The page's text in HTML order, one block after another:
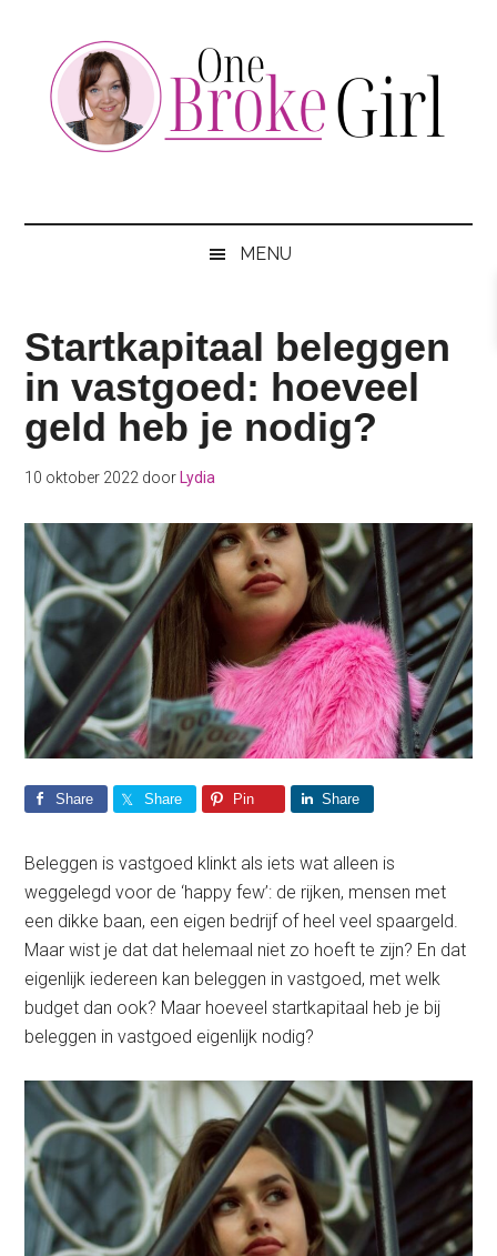
content
secondary
MENU
Startkapitaal beleggen
in vastgoed: hoeveel
geld heb je nodig?
10 oktober 2022 door Lydia
Share Share Pin Share
Beleggen is vastgoed klinkt als iets wat alleen is
weggelegd voor de ‘happy few’: de rijken, mensen met
een dikke baan, een eigen bedrijf of heel veel spaargeld.
Maar wist je dat dat helemaal niet zo hoeft te zijn? En dat
eigenlijk iedereen kan beleggen in vastgoed, met welk
budget dan ook? Maar hoeveel startkapitaal heb je bij
beleggen in vastgoed eigenlijk nodig?